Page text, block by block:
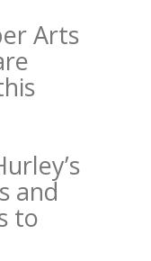
Arts
and
to